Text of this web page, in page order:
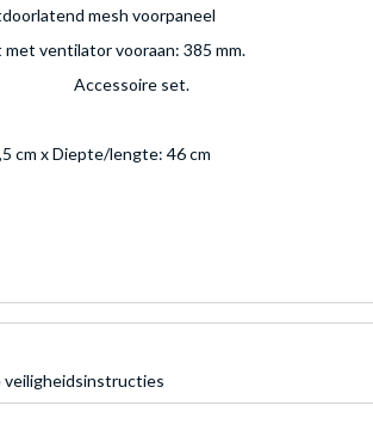
mesh voorpaneel
ventilator vooraan: 385 mm.
Accessoire set.
cm x Diepte/lengte: 46 cm
veiligheidsinstructies